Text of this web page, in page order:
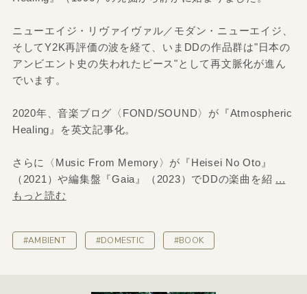
ニューエイジ・リヴァイヴァル／モダン・ニューエイジ、
そしてY2K再評価の波を経て、いまDDの作品群は"日本の
アンビエント史の失われたピース"として再文脈化が進ん
でいます。
2020年、音楽ブログ〈FOND/SOUND〉が『Atmospheric
Healing』を英文記事化。
さらに〈Music From Memory〉が『Heisei No Oto』
（2021）や編集盤『Gaia』（2023）でDDの楽曲を紹 ...
もっと読む
#AMBIENT #DOMESTIC #BOOK